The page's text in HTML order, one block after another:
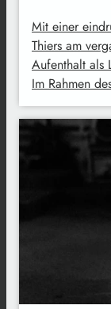
Mit einer
Thiers am
Aufenthalt als
Im Rahmen